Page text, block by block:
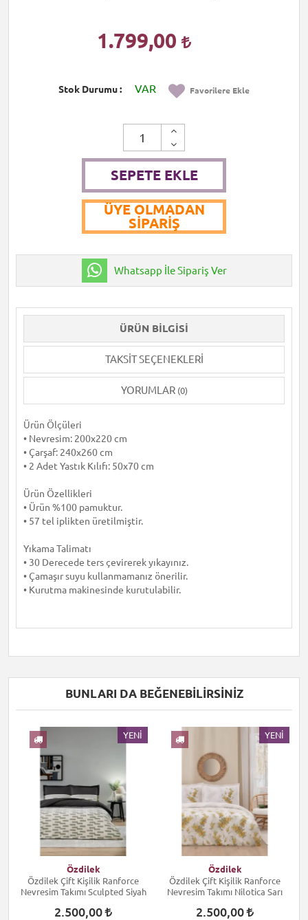
1.799,00
Stok Durumu VAR Favorilere Ekle
SEPETE EKLE
ÜYE OLMADAN
SIPARIŞ
Whatsapp İle Sipariş Ver
ÜRÜN BILGISI
TAKSIT SEÇENEKLERI
YORUMLAR (0)
Ürün Ölçüleri
• Nevresim: 200x220 cm
• Çarşaf: 240x260 cm
• 2 Adet Yastık Kılıfı: 50x70 cm
Ürün Özellikleri
• Ürün %100 pamuktur.
• 57 tel iplikten üretilmiştir.
Yıkama Talimatı
• 30 Derecede ters çevirerek yıkayınız.
• Çamaşır suyu kullanmamanız önerilir.
• Kurutma makinesinde kurutulabilir.
BUNLARI DA BEĞENEBILIRSINIZ
YENI
Özdilek
Özdilek Çift Kişilik Ranforce
Nevresim Takımı Sculpted Siyah
2.500,00
YENI
Özdilek
Özdilek Çift Kişilik Ranforce
Nevresim Takımı Nilotica Sarı
2.500,00